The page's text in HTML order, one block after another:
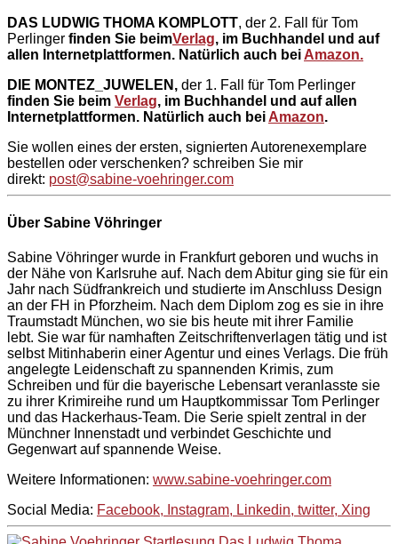
DAS LUDWIG THOMA KOMPLOTT, der 2. Fall für Tom
Perlinger finden Sie beimVerlag, im Buchhandel und auf
allen Internetplattformen. Natürlich auch bei Amazon.
DIE MONTEZ_JUWELEN, der 1. Fall für Tom Perlinger
finden Sie beim Verlag, im Buchhandel und auf allen
Internetplattformen. Natürlich auch bei Amazon.
Sie wollen eines der ersten, signierten Autorenexemplare
bestellen oder verschenken? schreiben Sie mir
direkt: post@sabine-voehringer.com
Über Sabine Vöhringer
Sabine Vöhringer wurde in Frankfurt geboren und wuchs in
der Nähe von Karlsruhe auf. Nach dem Abitur ging sie für ein
Jahr nach Südfrankreich und studierte im Anschluss Design
an der FH in Pforzheim. Nach dem Diplom zog es sie in ihre
Traumstadt München, wo sie bis heute mit ihrer Familie
lebt. Sie war für namhaften Zeitschriftenverlagen tätig und ist
selbst Mitinhaberin einer Agentur und eines Verlags. Die früh
angelegte Leidenschaft zu spannenden Krimis, zum
Schreiben und für die bayerische Lebensart veranlasste sie
zu ihrer Krimireihe rund um Hauptkommissar Tom Perlinger
und das Hackerhaus-Team. Die Serie spielt zentral in der
Münchner Innenstadt und verbindet Geschichte und
Gegenwart auf spannende Weise.
Weitere Informationen: www.sabine-voehringer.com
Social Media: Facebook, Instagram, Linkedin, twitter, Xing